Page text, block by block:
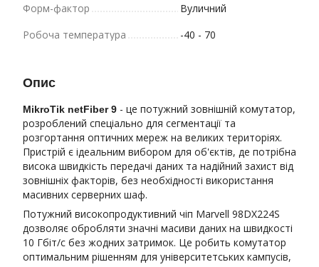
Форм-фактор
Вуличний
Робоча температура
-40 - 70
Опис
MikroTik netFiber 9 - це потужний зовнішній комутатор,
розроблений спеціально для сегментації та
розгортання оптичних мереж на великих територіях.
Пристрій є ідеальним вибором для об'єктів, де потрібна
висока швидкість передачі даних та надійний захист від
зовнішніх факторів, без необхідності використання
масивних серверних шаф.
Потужний високопродуктивний чіп Marvell 98DX224S
дозволяє обробляти значні масиви даних на швидкості
10 Гбіт/с без жодних затримок. Це робить комутатор
оптимальним рішенням для університетських кампусів,